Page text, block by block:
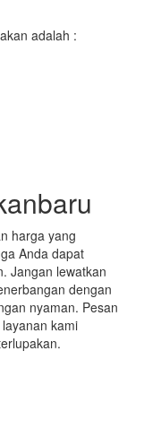
adalah :
harga yang
Anda dapat
Jangan lewatkan
dengan
nyaman. Pesan
kami